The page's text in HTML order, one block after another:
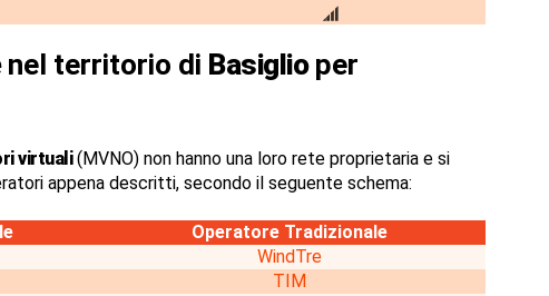
nel territorio di Basiglioper
virtuali(MVNO) non hanno una loro rete proprietaria e si
appena descritti, secondo il seguente schema:
Operatore Tradizionale
WindTre
TIM